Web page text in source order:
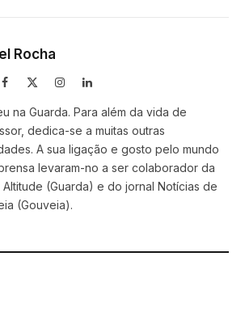
Rocha
Facebook InstagramLinkedIn
na Guarda. Para além da vida de
dedica-se a muitas outras
A sua ligação e gosto pelo mundo
levaram-no a ser colaborador da
Altitude (Guarda) e do jornal Notícias de
(Gouveia).